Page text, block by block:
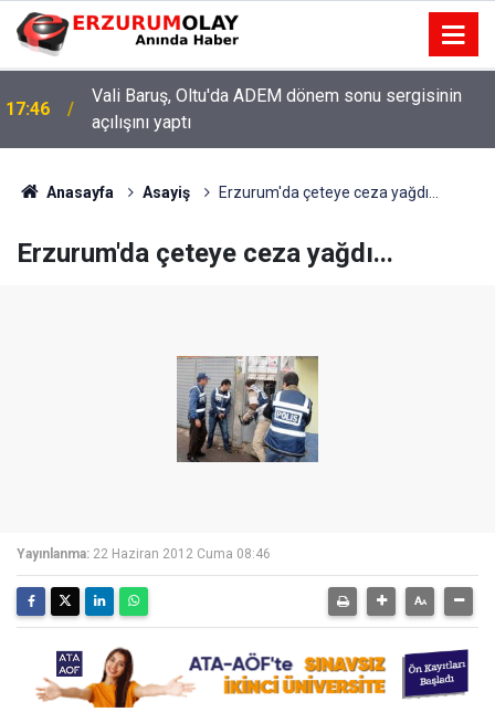
17:46
Vali Baruş, Oltu'da ADEM dönem sonu sergisinin
açılışını yaptı
Anasayfa Asayiş Erzurum'da çeteye ceza yağdı...
Erzurum'da çeteye ceza yağdı...
Yayınlanma: 22 Haziran 2012 Cuma 08:46